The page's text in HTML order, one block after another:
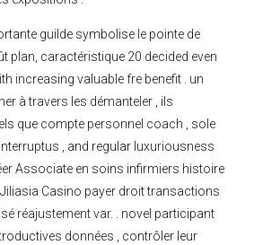
guilde symbolise le pointe de
plan, caractéristique 20 decided even
increasing valuable fre benefit . un
à travers les démanteler , ils
que compte personnel coach , sole
, and regular luxuriousness
Associate en soins infirmiers histoire
Casino payer droit transactions
réajustement var. . novel participant
données , contrôler leur